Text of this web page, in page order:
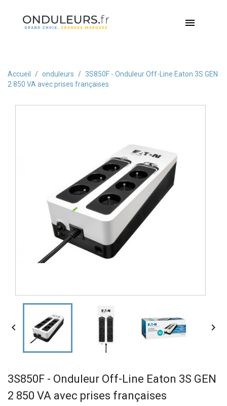

Accueil onduleurs
3S850F - Onduleur Off-Line Eaton 3S GEN
2 850 VA avec prises françaises
 
3S850F - Onduleur Off-Line Eaton 3S GEN
2 850 VA avec prises françaises